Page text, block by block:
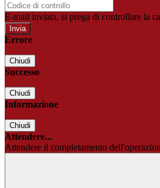
E-mail inviata, si prega di controllare la
Errore
Chiudi
Successo
Chiudi
Informazione
Chiudi
Attendere...
Attendere il completamento